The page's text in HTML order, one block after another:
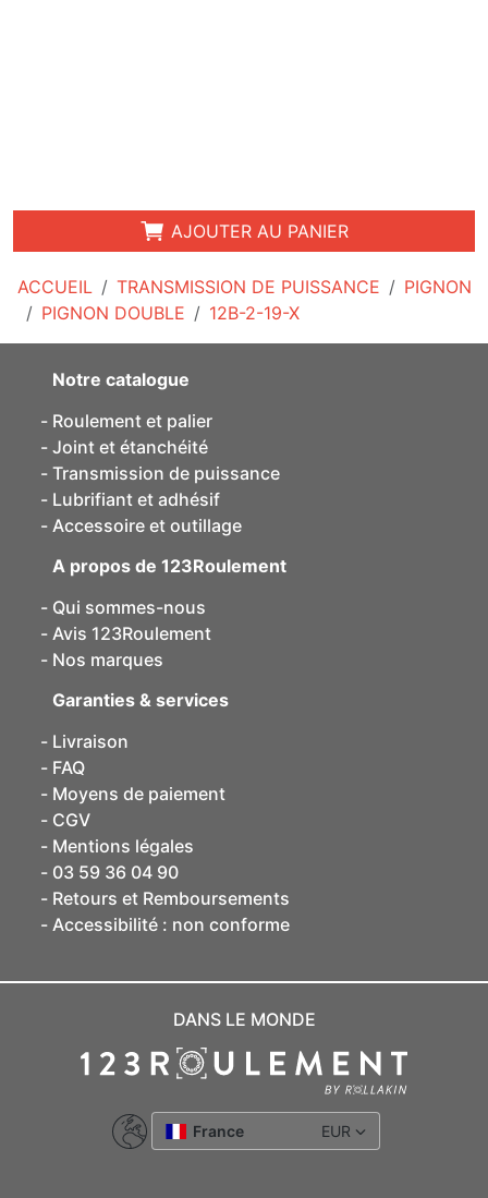
ACCUEIL TRANSMISSION DE PUISSANCE
PIGNON
PIGNON DOUBLE
12B-2-19-X
AJOUTER AU PANIER
Notre catalogue
Roulement et palier
Joint et étanchéité
Transmission de puissance
Lubrifiant et adhésif
Accessoire et outillage
A propos de 123Roulement
Qui sommes-nous
Avis 123Roulement
Nos marques
Garanties & services
Livraison
FAQ
Moyens de paiement
CGV
Mentions légales
03 59 36 04 90
Retours et Remboursements
Accessibilité : non conforme
DANS LE MONDE
France EUR